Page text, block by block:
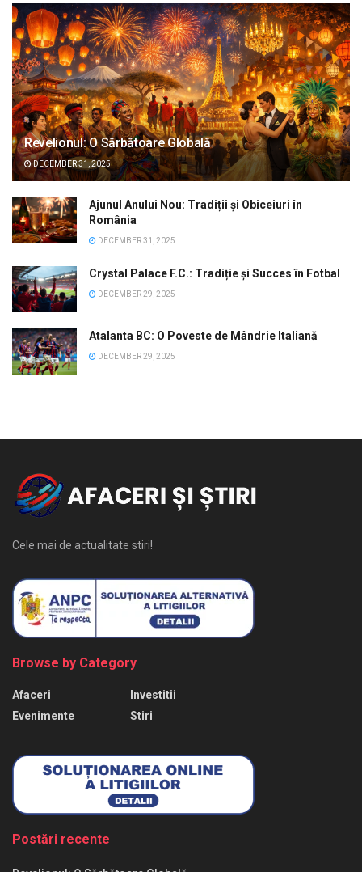
Revelionul: O Sărbătoare Globală
DECEMBER 31, 2025
Ajunul Anului Nou: Tradiții și Obiceiuri în
România
DECEMBER 31, 2025
Crystal Palace F.C.: Tradiție și Succes în Fotbal
DECEMBER 29, 2025
Atalanta BC: O Poveste de Mândrie Italiană
DECEMBER 29, 2025
Cele mai de actualitate stiri!
Browse by Category
Afaceri
Evenimente
Investitii
Stiri
Postări recente